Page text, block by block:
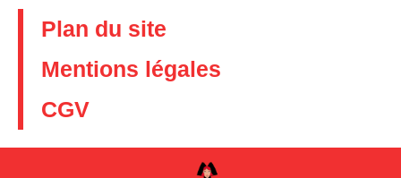
Plan du site
Mentions légales
CGV